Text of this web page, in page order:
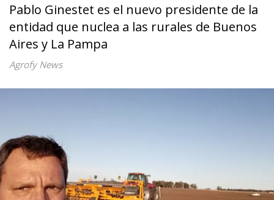
Pablo Ginestet es el nuevo presidente de la
entidad que nuclea a las rurales de Buenos
Aires y La Pampa
Agrofy News